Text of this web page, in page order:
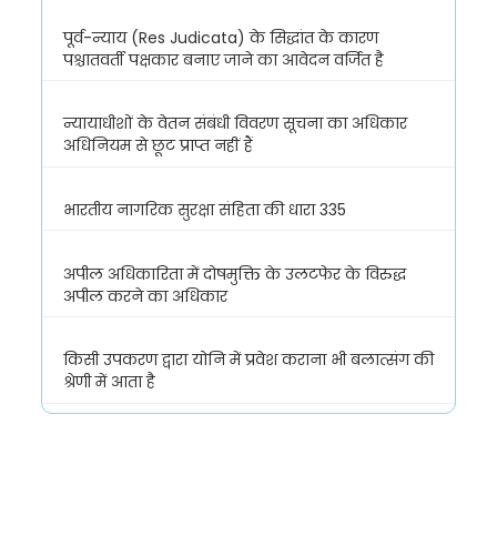
पूर्व-न्याय (Res Judicata) के सिद्धांत के कारण
पश्चातवर्ती पक्षकार बनाए जाने का आवेदन वर्जित है
न्यायाधीशों के वेतन संबंधी विवरण सूचना का अधिकार
अधिनियम से छूट प्राप्त नहीं हैं
भारतीय नागरिक सुरक्षा संहिता की धारा 335
अपील अधिकारिता में दोषमुक्ति के उलटफेर के विरुद्ध
अपील करने का अधिकार
किसी उपकरण द्वारा योनि में प्रवेश कराना भी बलात्संग की
श्रेणी में आता है